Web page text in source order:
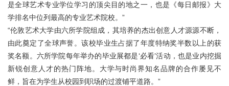
关于我们
在线咨询
是全球艺术专业学位学习的顶尖目的地之一，也是《每日邮报》大
学排名中位列最高的专业艺术院校。”
“伦敦艺术大学由六所学院组成，其培养的杰出创意人才源源不断，
由此奠定了全球声誉。该校毕业生占据了年度特纳奖半数以上的获
奖名额。六所学院每年举办的毕业展都是‘必看’活动，也是业内挖掘
新锐创意人才的热门阵地。大学与时尚界知名品牌的合作屡见不
鲜，旨在为学生从校园到职场的过渡铺平道路。”